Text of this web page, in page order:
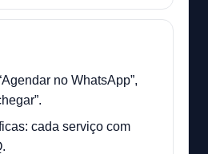
no WhatsApp”,
cada serviço com